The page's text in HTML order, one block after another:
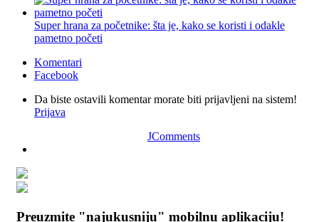
Super hrana za početnike: šta je, kako se koristi i odakle
pametno početi
Komentari
Facebook
Da biste ostavili komentar morate biti prijavljeni na sistem!
Prijava
JComments
Preuzmite "najukusniju" mobilnu aplikaciju!